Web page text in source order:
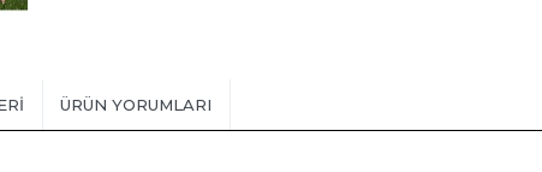
ÜRÜN YORUMLARI